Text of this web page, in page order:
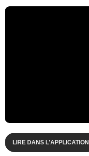
LIRE DANS L'APPLICATION